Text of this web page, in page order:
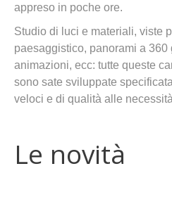
appreso in poche ore.
Studio di luci e materiali, viste
paesaggistico, panorami a 360
animazioni, ecc: tutte queste
sono sate sviluppate
veloci e di qualità alle
Le novità